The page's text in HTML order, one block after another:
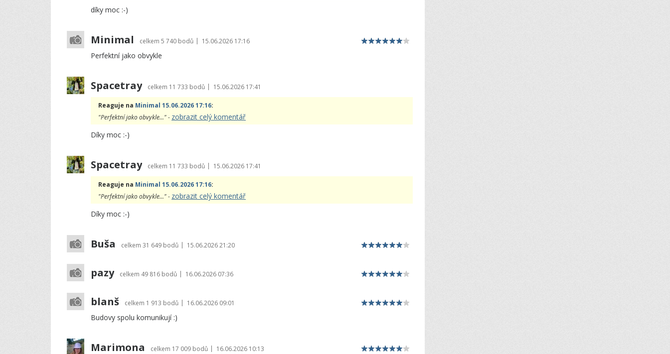
díky moc :-)
Minimal celkem 5 740 bodů | 15.06.2026 17:16
Perfektní jako obvykle
Spacetray celkem 11 733 bodů | 15.06.2026 17:41
Reaguje na Minimal 15.06.2026 17:16:
"Perfektní jako obvykle..." - zobrazit celý komentář
Díky moc :-)
Spacetray celkem 11 733 bodů | 15.06.2026 17:41
Reaguje na Minimal 15.06.2026 17:16:
"Perfektní jako obvykle..." - zobrazit celý komentář
Díky moc :-)
Buša celkem 31 649 bodů | 15.06.2026 21:20
pazy celkem 49 816 bodů | 16.06.2026 07:36
blanš celkem 1 913 bodů | 16.06.2026 09:01
Budovy spolu komunikují :)
Marimona celkem 17 009 bodů | 16.06.2026 10:13